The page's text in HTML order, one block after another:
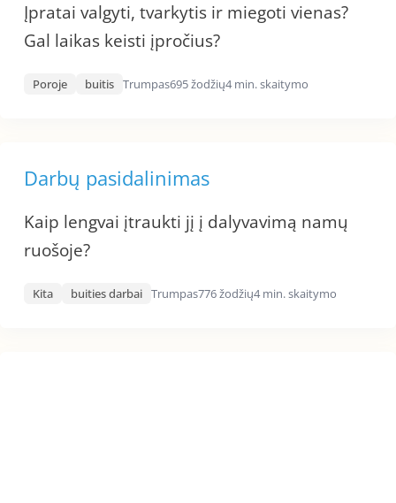
Įpratai valgyti, tvarkytis ir miegoti vienas?
Gal laikas keisti įpročius?
Poroje buitis Trumpas695 žodžių4 min. skaitymo
Darbų pasidalinimas
Kaip lengvai įtraukti jį į dalyvavimą namų
ruošoje?
Kita buities darbai Trumpas776 žodžių4 min. skaitymo